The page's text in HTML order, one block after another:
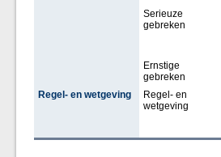
Serieuze
gebreken
Ernstige
gebreken
Regel- en wetgeving
Regel- en
wetgeving